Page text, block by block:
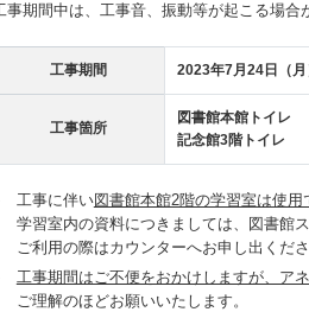
事期間中は、工事音、振動等が起こる場合
工事期間 2023年7月24日（月
工事箇所
図書館本館トイレ
記念館3階トイレ
工事に伴い図書館本館2階の学習室は使用
学習室内の資料につきましては、図書館
ご利用の際はカウンターへお申し出くださ
工事期間はご不便をおかけしますが、ア
ご理解のほどお願いいたします。